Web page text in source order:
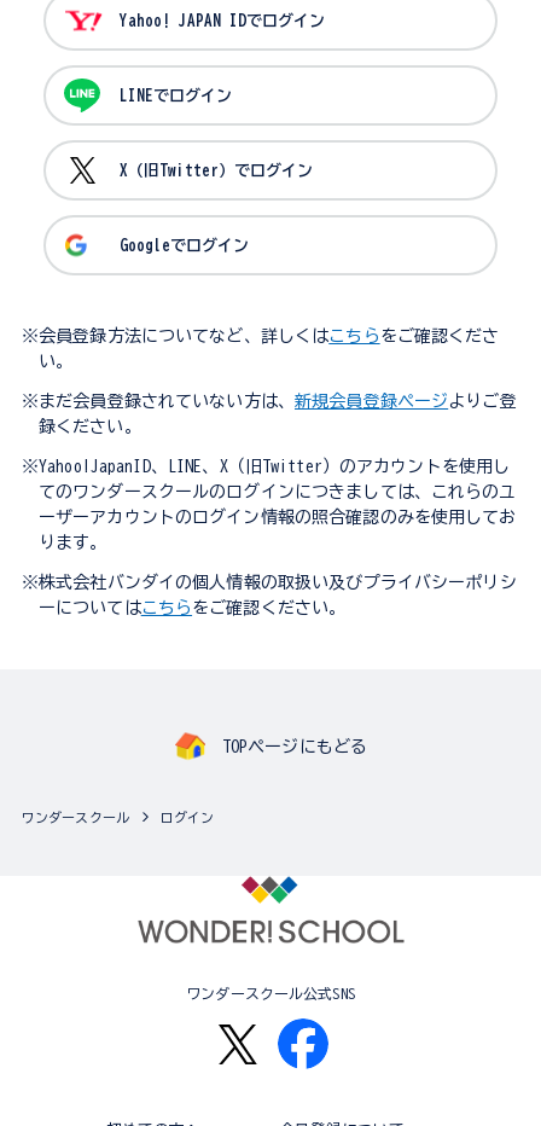
Yahoo! JAPAN IDでログイン
LINEでログイン
X（旧Twitter）でログイン
Googleでログイン
※会員登録方法についてなど、詳しくはこちら をご確認くださ
い。
※まだ会員登録されていない方は、 新規会員登録ページ よりご登
録ください。
※Yahoo!JapanID、LINE、X（旧Twitter）のアカウントを使用し
てのワンダースクールのログインにつきましては、これらのユ
ーザーアカウントのログイン情報の照合確認のみを使用してお
ります。
※株式会社バンダイの個人情報の取扱い及びプライバシーポリシ
ーについてはこちら をご確認ください。
TOPページにもどる
ワンダースクール ログイン
ワンダースクール公式SNS